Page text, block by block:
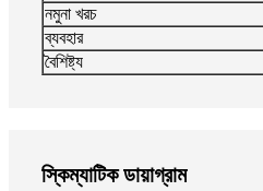
নমুনা খরচ
ব্যবহার
বৈশিষ্ট্য
স্কিম্যাটিক ডায়াগ্রাম